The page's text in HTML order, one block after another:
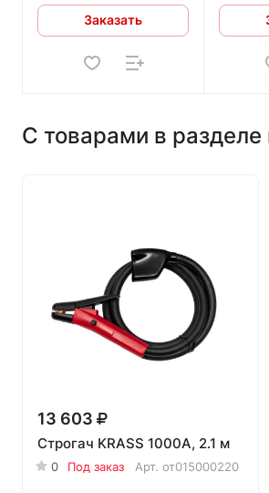
Заказать
С товарами в разделе
13 603
Строгач KRASS 1000A, 2.1 м
0 Под заказ Арт. от015000220